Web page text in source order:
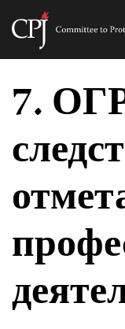
Skip
content
7.